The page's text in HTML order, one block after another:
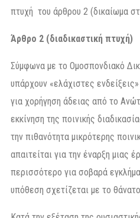
πτυχή του άρθρου 2 (δικαίωμα
Άρθρο 2 (διαδικαστική πτυχή)
Σύμφωνα με το Ομοσπονδιακό
υπάρχουν «ελάχιστες
για χορήγηση άδειας από το
εκκίνηση της ποινικής
την πιθανότητα μικρότερης
απαιτείται για την έναρξη μιας
περισσότερο για σοβαρά
υπόθεση σχετίζεται με το